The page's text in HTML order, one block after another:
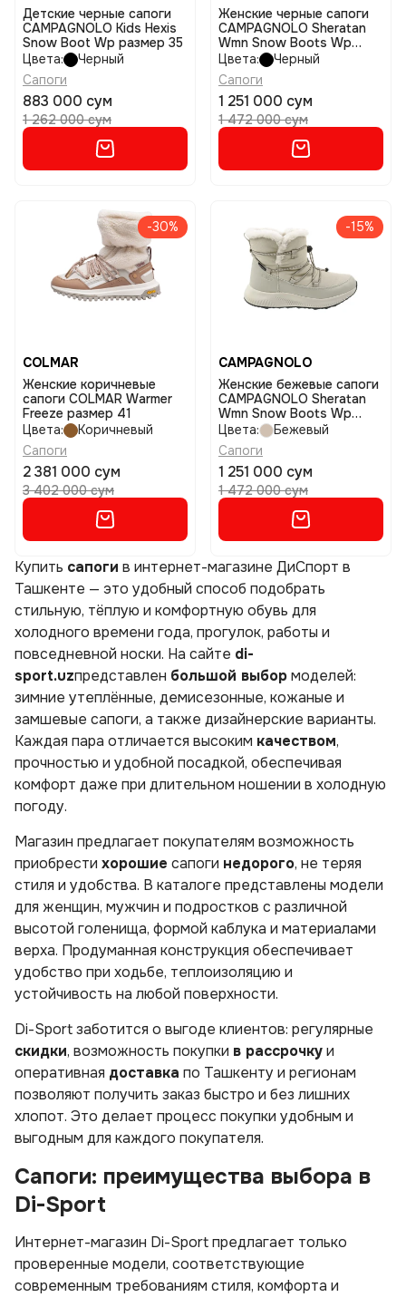
Детские черные сапоги
CAMPAGNOLO Kids Hexis
Snow Boot Wp размер 35
Цвета:
Черный
Сапоги
883 000 сум
1 262 000 сум
Женские черные сапоги
CAMPAGNOLO Sheratan
Wmn Snow Boots Wp
размер 38
Цвета:
Черный
Сапоги
1 251 000 сум
1 472 000 сум
-30%
COLMAR
Женские коричневые
сапоги COLMAR Warmer
Freeze размер 41
Цвета:
Коричневый
Сапоги
2 381 000 сум
3 402 000 сум
-15%
CAMPAGNOLO
Женские бежевые сапоги
CAMPAGNOLO Sheratan
Wmn Snow Boots Wp
размер 37
Цвета:
Бежевый
Сапоги
1 251 000 сум
1 472 000 сум
Купить сапоги в интернет-магазине ДиСпорт в
Ташкенте — это удобный способ подобрать
стильную, тёплую и комфортную обувь для
холодного времени года, прогулок, работы и
повседневной носки. На сайте di-
sport.uzпредставлен большой выбормоделей:
зимние утеплённые, демисезонные, кожаные и
замшевые сапоги, а также дизайнерские варианты.
Каждая пара отличается высоким качеством,
прочностью и удобной посадкой, обеспечивая
комфорт даже при длительном ношении в холодную
погоду.
Магазин предлагает покупателям возможность
приобрести хорошие сапоги недорого, не теряя
стиля и удобства. В каталоге представлены модели
для женщин, мужчин и подростков с различной
высотой голенища, формой каблука и материалами
верха. Продуманная конструкция обеспечивает
удобство при ходьбе, теплоизоляцию и
устойчивость на любой поверхности.
Di-Sport заботится о выгоде клиентов: регулярные
скидки, возможность покупки в рассрочкуи
оперативная доставка по Ташкенту и регионам
позволяют получить заказ быстро и без лишних
хлопот. Это делает процесс покупки удобным и
выгодным для каждого покупателя.
Сапоги: преимущества выбора в
Di-Sport
Интернет-магазин Di-Sport предлагает только
проверенные модели, соответствующие
современным требованиям стиля, комфорта и